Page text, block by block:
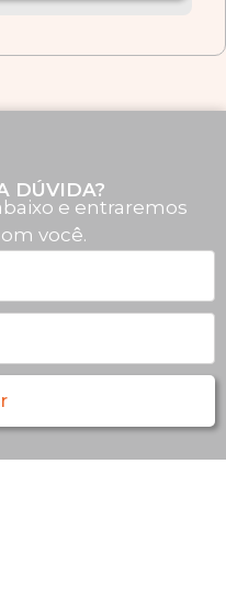
DÚVIDA?
e entraremos
você.